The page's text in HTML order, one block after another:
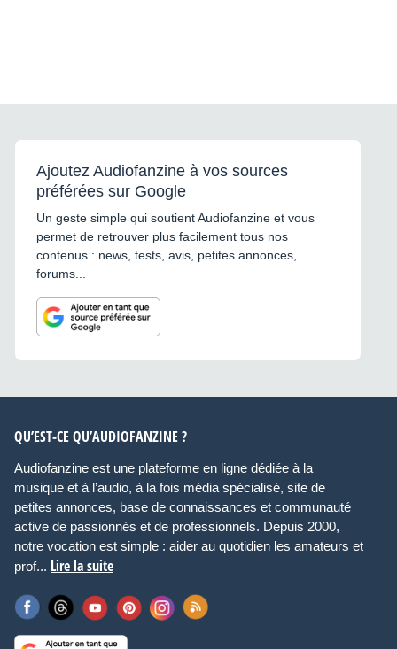
Ajoutez Audiofanzine à vos sources
préférées sur Google
Un geste simple qui soutient Audiofanzine et vous
permet de retrouver plus facilement tous nos
contenus : news, tests, avis, petites annonces,
forums...
QU’EST-CE QU’AUDIOFANZINE ?
Audiofanzine est une plateforme en ligne dédiée à la
musique et à l’audio, à la fois média spécialisé, site de
petites annonces, base de connaissances et communauté
active de passionnés et de professionnels. Depuis 2000,
notre vocation est simple : aider au quotidien les amateurs et
prof... Lire la suite